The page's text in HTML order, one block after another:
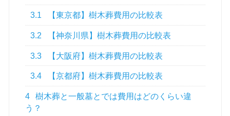
3.1 【東京都】樹木葬費用の比較表
3.2 【神奈川県】樹木葬費用の比較表
3.3 【大阪府】樹木葬費用の比較表
3.4 【京都府】樹木葬費用の比較表
4
樹木葬と一般墓とでは費用はどのくらい違
う？